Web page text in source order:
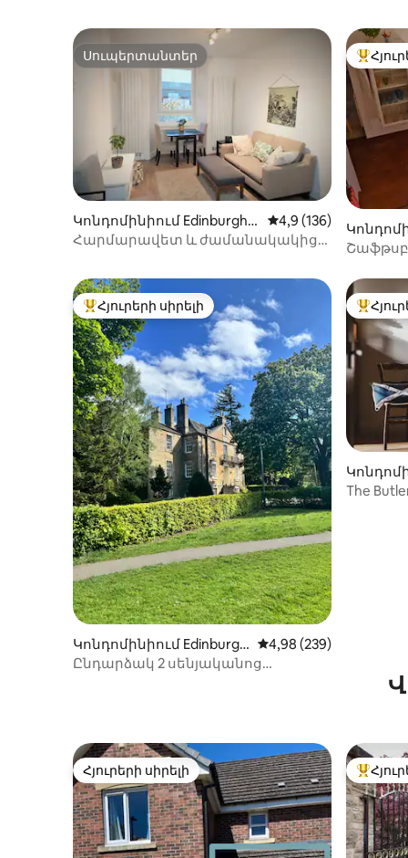
Սուպերտանտեր
Սուպերտանտեր
Կոնդոմինիում Edinburgh-
ում
Միջին վարկանիշը՝
4,9 (136)
Հարմարավետ և ժամանակակից
-ում
Հյուրերի սիրելի լավագույն տները
Հյուրերի սիրելի
Կոնդոմինիում Edinburgh
-ում
Միջին վարկանիշը՝
4,98 (239)
Ընդարձակ 2 սենյականոց
-ում
The
Հյուրերի սիրելի
Հյուրերի սիրելի